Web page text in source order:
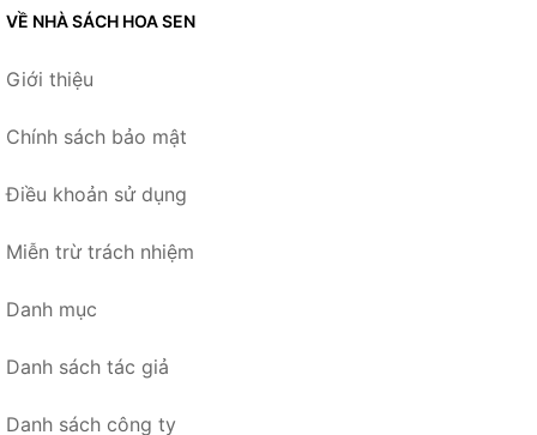
VỀ NHÀ SÁCH HOA SEN
Giới thiệu
Chính sách bảo mật
Điều khoản sử dụng
Miễn trừ trách nhiệm
Danh mục
Danh sách tác giả
Danh sách công ty